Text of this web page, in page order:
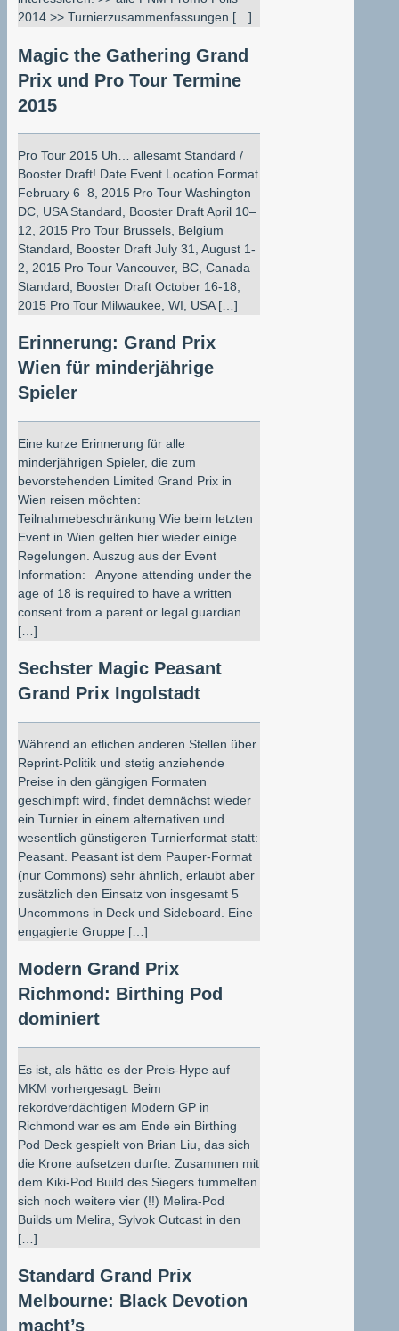
2014 >> Turnierzusammenfassungen […]
Magic the Gathering Grand
Prix und Pro Tour Termine
2015
Pro Tour 2015 Uh… allesamt Standard /
Booster Draft! Date Event Location Format
February 6–8, 2015 Pro Tour Washington
DC, USA Standard, Booster Draft April 10–
12, 2015 Pro Tour Brussels, Belgium
Standard, Booster Draft July 31, August 1-
2, 2015 Pro Tour Vancouver, BC, Canada
Standard, Booster Draft October 16-18,
2015 Pro Tour Milwaukee, WI, USA […]
Erinnerung: Grand Prix
Wien für minderjährige
Spieler
Eine kurze Erinnerung für alle
minderjährigen Spieler, die zum
bevorstehenden Limited Grand Prix in
Wien reisen möchten:
Teilnahmebeschränkung Wie beim letzten
Event in Wien gelten hier wieder einige
Regelungen. Auszug aus der Event
Information: Anyone attending under the
age of 18 is required to have a written
consent from a parent or legal guardian
[…]
Sechster Magic Peasant
Grand Prix Ingolstadt
Während an etlichen anderen Stellen über
Reprint-Politik und stetig anziehende
Preise in den gängigen Formaten
geschimpft wird, findet demnächst wieder
ein Turnier in einem alternativen und
wesentlich günstigeren Turnierformat statt:
Peasant. Peasant ist dem Pauper-Format
(nur Commons) sehr ähnlich, erlaubt aber
zusätzlich den Einsatz von insgesamt 5
Uncommons in Deck und Sideboard. Eine
engagierte Gruppe […]
Modern Grand Prix
Richmond: Birthing Pod
dominiert
Es ist, als hätte es der Preis-Hype auf
MKM vorhergesagt: Beim
rekordverdächtigen Modern GP in
Richmond war es am Ende ein Birthing
Pod Deck gespielt von Brian Liu, das sich
die Krone aufsetzen durfte. Zusammen mit
dem Kiki-Pod Build des Siegers tummelten
sich noch weitere vier (!!) Melira-Pod
Builds um Melira, Sylvok Outcast in den
[…]
Standard Grand Prix
Melbourne: Black Devotion
macht’s